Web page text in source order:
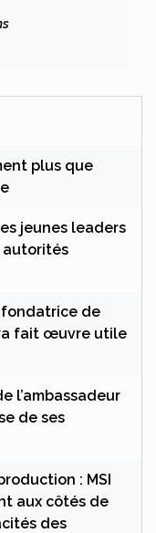
plus que
jeunes leaders
autorités
de
fait œuvre utile
l’ambassadeur
de ses
: MSI
aux côtés de
des